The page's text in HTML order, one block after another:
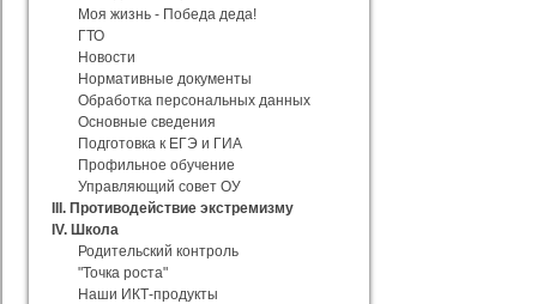
Моя жизнь - Победа деда!
ГТО
Новости
Нормативные документы
Обработка персональных данных
Основные сведения
Подготовка к ЕГЭ и ГИА
Профильное обучение
Управляющий совет ОУ
III. Противодействие экстремизму
IV. Школа
Родительский контроль
"Точка роста"
Наши ИКТ-продукты